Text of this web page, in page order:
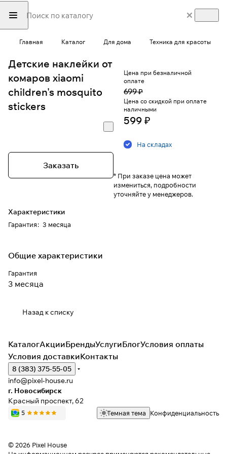
Главная Каталог Для дома Техника для красоты
Детские наклейки от
комаров xiaomi
children's mosquito
stickers
Заказать
Характеристики
Гарантия: 3 месяца
Цена при безналичной
оплате
699 ₽
Цена со скидкой при оплате
наличными
599 ₽
На складах
* При заказе цена может
измениться, подробности
уточняйте у менеджеров.
Общие характеристики
Гарантия
3 месяца
Назад к списку
КаталогАкцииБрендыУслугиБлогУсловия оплаты
Условия доставкиКонтакты
8 (383) 375-55-05
info@pixel-house.ru
г. Новосибирск
Красный проспект, 62
Темная тема Конфиденциальность
© 2026 Pixel House